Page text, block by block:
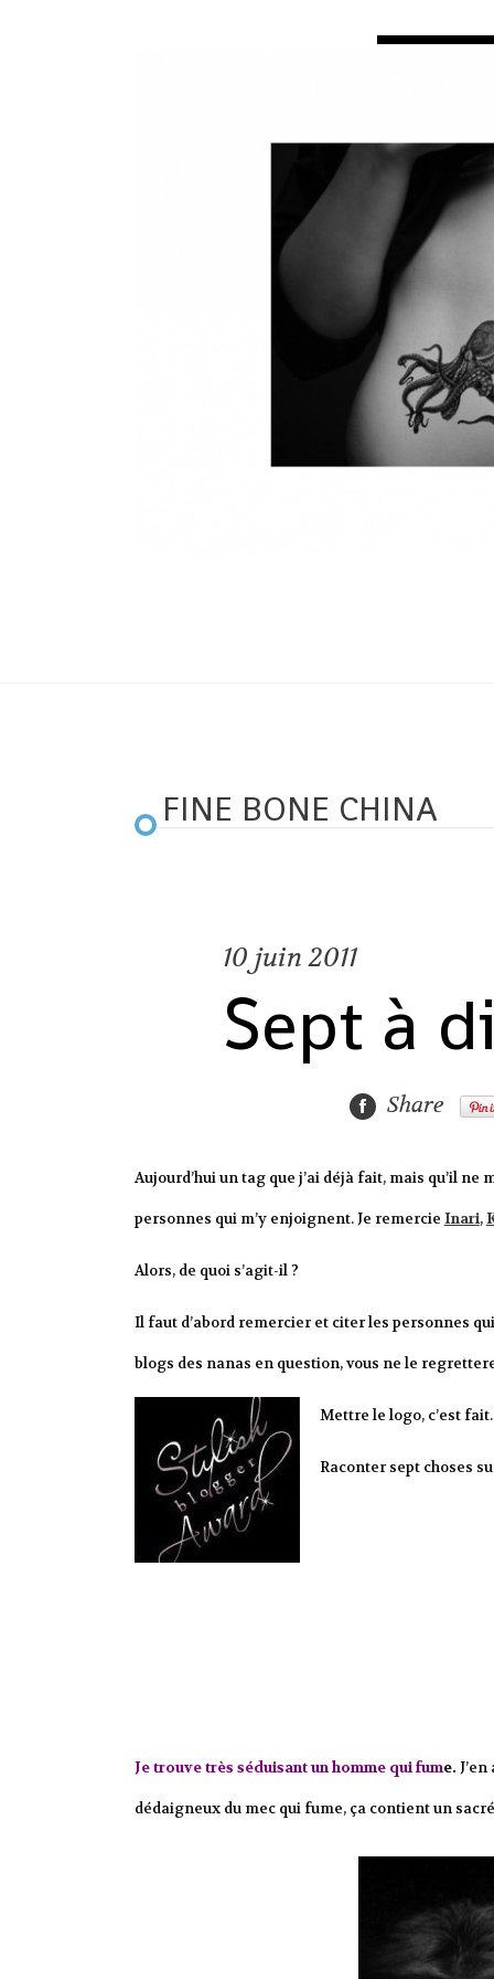
FINE BONE CHINA
10 juin 2011
Sept à
Share
Aujourd’hui un tag que j’ai déjà fait, mais qu’il
personnes qui m’y enjoignent. Je remercie Inari,
Alors, de quoi s’agit-il ?
Il faut d’abord remercier et citer les personnes
blogs des nanas en question, vous ne le
Mettre le logo, c’est fait.
Raconter sept choses
Je trouve très séduisant un homme qui fume.
dédaigneux du mec qui fume, ça contient un